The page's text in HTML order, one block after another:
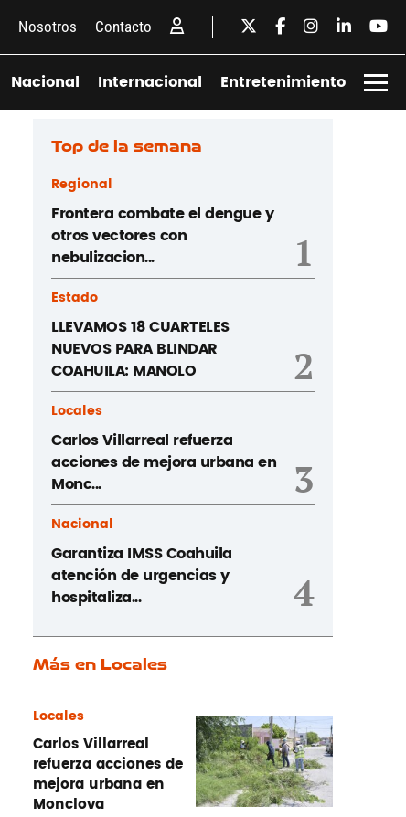
Nosotros Contacto
Nacional Internacional Entretenimiento
Top de la semana
Regional
Frontera combate el dengue y
otros vectores con
nebulizacion...
1
Estado
LLEVAMOS 18 CUARTELES
NUEVOS PARA BLINDAR
COAHUILA: MANOLO
2
Locales
Carlos Villarreal refuerza
acciones de mejora urbana en
Monc...
3
Nacional
Garantiza IMSS Coahuila
atención de urgencias y
hospitaliza...
4
Más en Locales
Locales
Carlos Villarreal
refuerza acciones de
mejora urbana en
Monclova